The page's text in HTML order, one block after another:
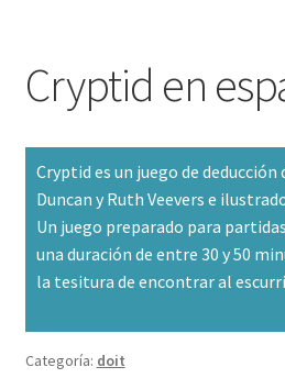
Cryptid en
Cryptid es un juego de deducción
Duncan y Ruth Veevers e
Un juego preparado para
una duración de entre 30 y 50
la tesitura de encontrar al
Categoría: doit